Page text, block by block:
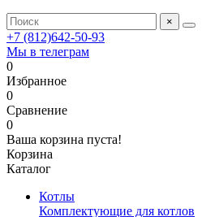
×
+7 (812)642-50-93
Мы в телеграм
0
Избранное
0
Сравнение
0
Ваша корзина пуста!
Корзина
Каталог
Котлы
Комплектующие для котлов